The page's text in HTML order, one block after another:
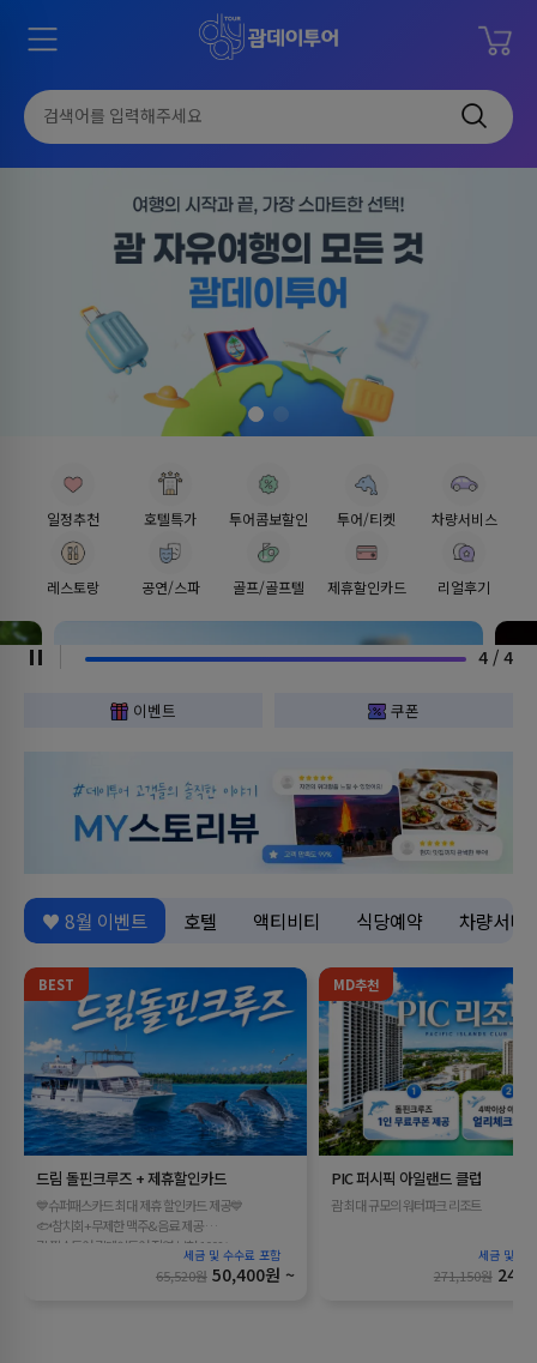
BEST
추천검색어
돌핀
남부투어
파인이스트
츠바키
카레라쇼
일정추천 호텔특가 투어콤보할인 투어/티켓 차량서비스
레스토랑 공연/스파 골프/골프텔 제휴할인카드 리얼후기
1 / 4
이벤트 쿠폰
♥ 8월 이벤트 호텔 액티비티 식당예약 차량서비
BEST
드림 돌핀크루즈 + 제휴할인카드
💙슈퍼패스카드 최대 제휴 할인카드 제공💙
🐟참치회+무제한 맥주&음료 제공
괌 필수투어 괌데이투어 직영 보험 100% 💼
65,520원50,400원 ~
MD추천
PIC 퍼시픽 아일랜드 클럽
괌 최대 규모의 워터파크 리조트
271,150원